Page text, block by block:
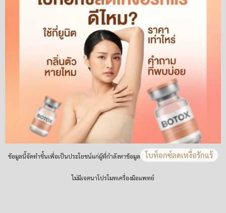
ข้อมูลนี้จัดทำขึ้นเพื่อเป็นประโยชน์แก่ผู้ที่กำลังหาข้อมูล โบท็อกซ์ลดเหงื่อรักแร้
ไม่มีเจตนาโปรโมทเครื่องมือแพทย์